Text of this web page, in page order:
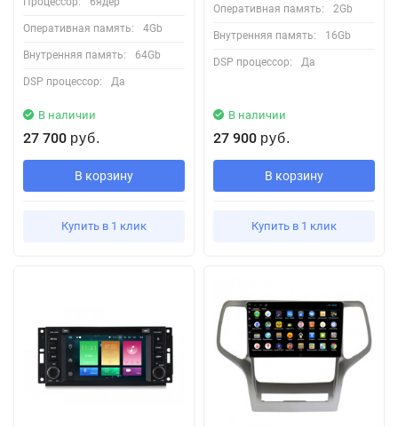
Оперативная память: 4Gb
Внутренняя память: 64Gb
DSP процессор: Да
В наличии
27 700 руб.
В корзину
Купить в 1 клик
Оперативная память: 2Gb
Внутренняя память: 16Gb
DSP процессор: Да
В наличии
27 900 руб.
В корзину
Купить в 1 клик